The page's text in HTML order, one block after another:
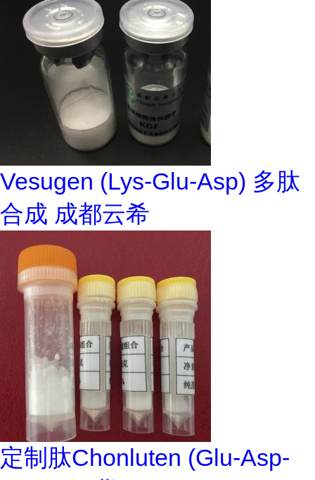
Vesugen (Lys-Glu-Asp) 多肽
合成 成都云希
定制肽Chonluten (Glu-Asp-